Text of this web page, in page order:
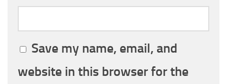
Save my name, email, and
website in this browser for the